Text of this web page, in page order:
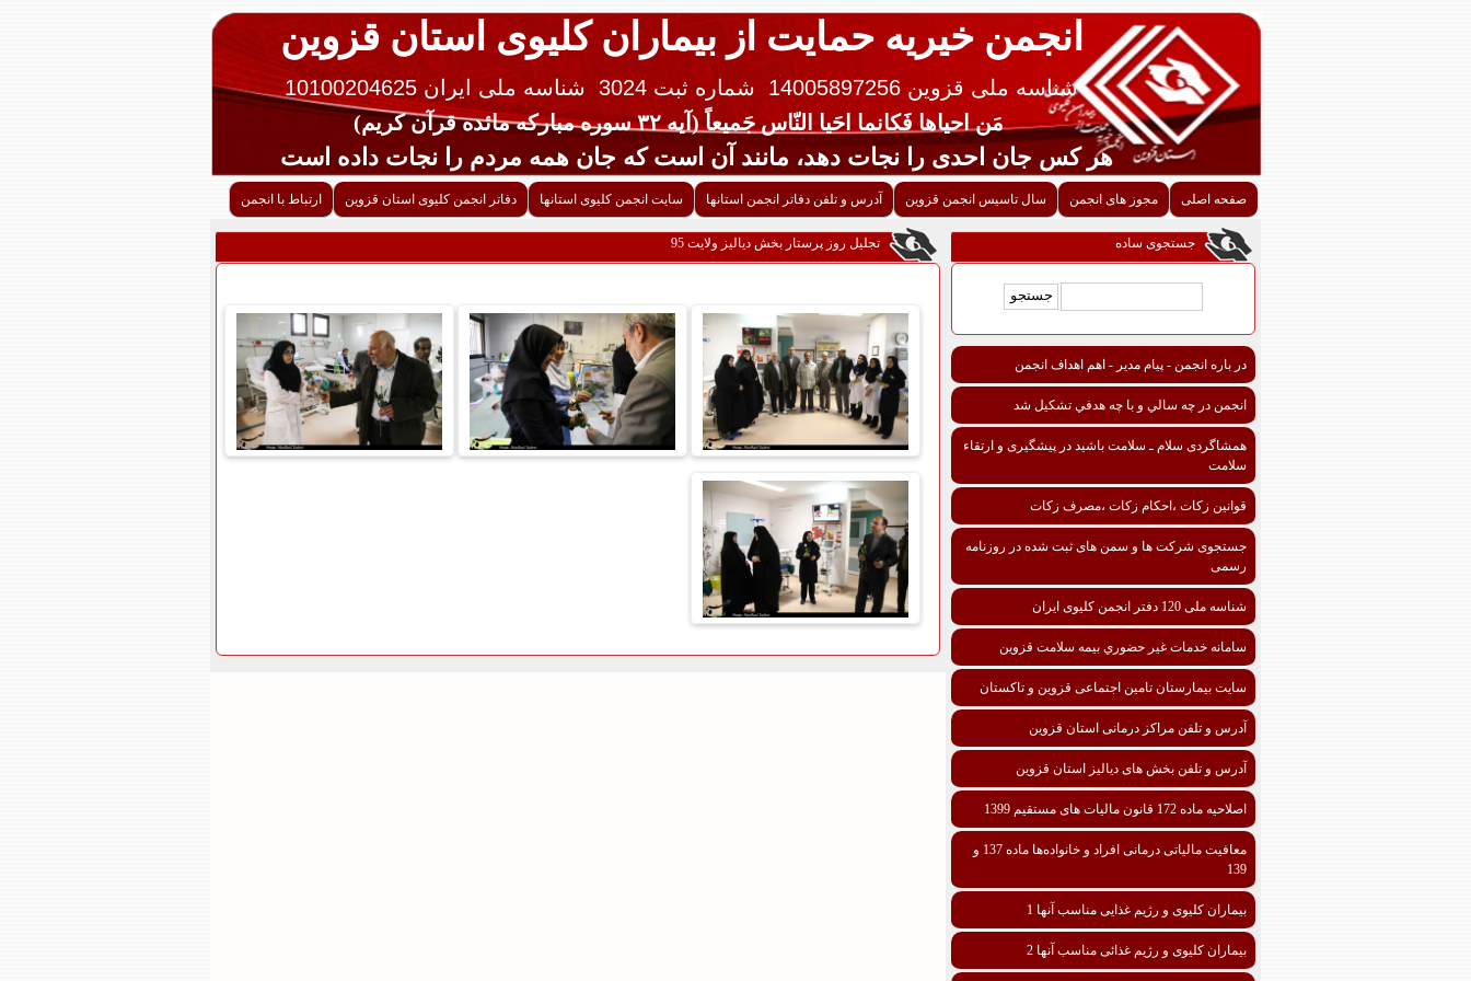
انجمن خیریه حمایت از بیماران کلیوی استان قزوین
شناسه ملی قزوین 14005897256 شماره ثبت 3024
شناسه ملی ایران 10100204625
مَن احیاها فَکانما احَیا النّاس جَمیعاً (آیه ۳۲ سوره مبارکه مائده قرآن کریم)
هر کس جان احدی را نجات دهد، مانند آن است که جان همه مردم را نجات داده است
صفحه اصلی مجوز های انجمن سال تاسیس انجمن قزوین آدرس و تلفن دفاتر انجمن استانها سایت انجمن کلیوی استانها دفاتر انجمن کلیوی استان قزوین ارتباط با انجمن
جستجوی ساده
در باره انجمن - پیام مدیر - اهم اهداف انجمن
انجمن در چه سالي و با چه هدفي تشكيل شد
همشاگردی سلام ـ سلامت باشید در پیشگیری و ارتقاء
سلامت
قوانین زکات ،احکام زکات ،مصرف زکات
جستجوی شرکت ها و سمن های ثبت شده در روزنامه
رسمی
شناسه ملی 120 دفتر انجمن کلیوی ایران
سامانه خدمات غیر حضوري بیمه سلامت قزوین
سایت بیمارستان تامین اجتماعی قزوین و تاکستان
آدرس و تلفن مراکز درمانی استان قزوین
آدرس و تلفن بخش های دیالیز استان قزوین
اصلاحیه ماده 172 قانون مالیات های مستقیم 1399
معافیت مالیاتی درمانی افراد و خانواده‌ها ماده 137 و
139
بیماران کلیوی و رژیم غذایی مناسب آنها 1
بیماران کلیوی و رژیم غذائی مناسب آنها 2
تجلیل روز پرستار بخش دیالیز ولایت 95